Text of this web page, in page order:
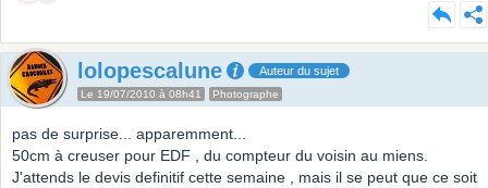
lolopescalune Auteur du sujet
Le 19/07/2010 à 08h41 Photographe
pas de surprise... apparemment...
50cm à creuser pour EDF , du compteur du voisin au miens.
J'attends le devis definitif cette semaine , mais il se peut que ce soit